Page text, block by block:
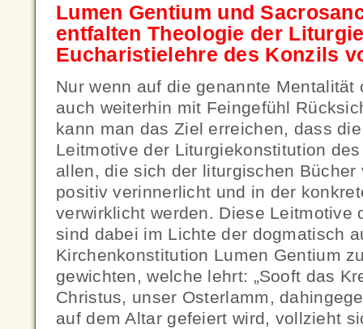
Lumen Gentium und
entfalten Theologie der
Eucharistielehre des Konzils
Nur wenn auf die genannte Mentalität
auch weiterhin mit Feingefühl
kann man das Ziel erreichen, dass
Leitmotive der Liturgiekonstitution
allen, die sich der liturgischen Bücher
positiv verinnerlicht und in der
verwirklicht werden. Diese Leitmotive
sind dabei im Lichte der dogmatisch
Kirchenkonstitution Lumen Gentium
gewichten, welche lehrt: „Sooft das
Christus, unser Osterlamm,
auf dem Altar gefeiert wird, vollzieht